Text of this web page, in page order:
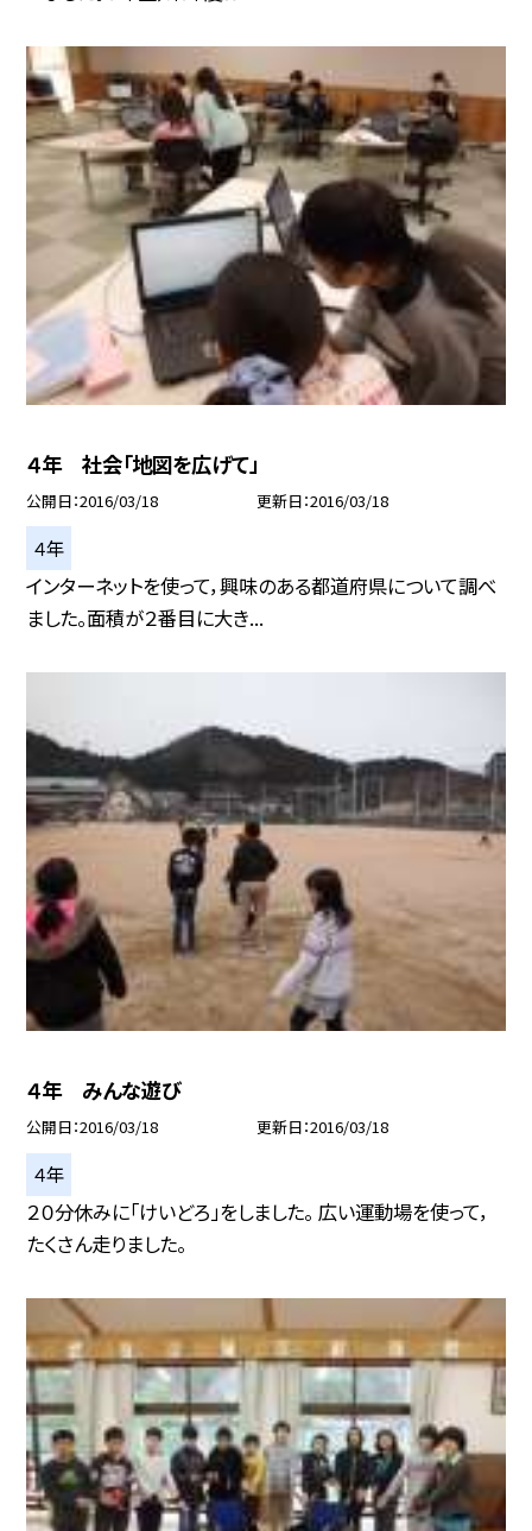
４年 社会「地図を広げて」
公開日 2016/03/18 更新日 2016/03/18
４年
インターネットを使って，興味のある都道府県について調べ
ました。面積が２番目に大き...
４年 みんな遊び
公開日 2016/03/18 更新日 2016/03/18
４年
２０分休みに「けいどろ」をしました。 広い運動場を使って，
たくさん走りました。